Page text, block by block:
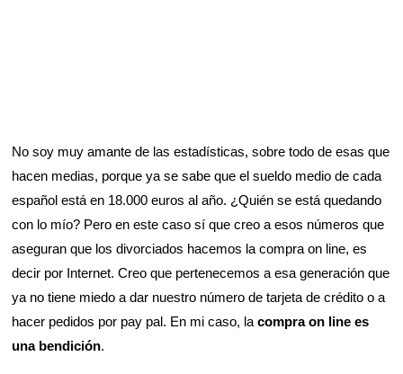
No soy muy amante de las estadísticas, sobre todo de esas que
hacen medias, porque ya se sabe que el sueldo medio de cada
español está en 18.000 euros al año. ¿Quién se está quedando
con lo mío? Pero en este caso sí que creo a esos números que
aseguran que los divorciados hacemos la compra on line, es
decir por Internet. Creo que pertenecemos a esa generación que
ya no tiene miedo a dar nuestro número de tarjeta de crédito o a
hacer pedidos por pay pal. En mi caso, la compra on line es
una bendición.